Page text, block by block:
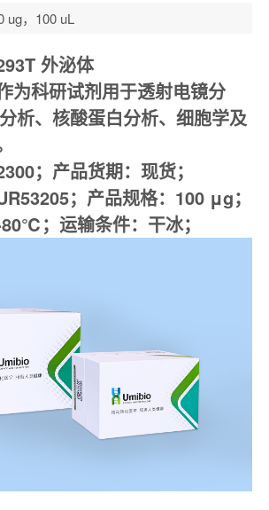
ug，100 uL
外泌体
为科研试剂用于透射电镜分
析、核酸蛋白分析、细胞学及
；产品货期：现货；
； 产品规格： 100 μg；
；运输条件：干冰；